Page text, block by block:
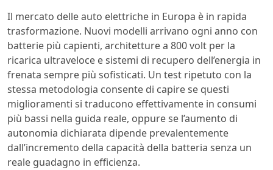
Il mercato delle auto elettriche in Europa è in rapida
trasformazione. Nuovi modelli arrivano ogni anno con
batterie più capienti, architetture a 800 volt per la
ricarica ultraveloce e sistemi di recupero dell’energia in
frenata sempre più sofisticati. Un test ripetuto con la
stessa metodologia consente di capire se questi
miglioramenti si traducono effettivamente in consumi
più bassi nella guida reale, oppure se l’aumento di
autonomia dichiarata dipende prevalentemente
dall’incremento della capacità della batteria senza un
reale guadagno in efficienza.